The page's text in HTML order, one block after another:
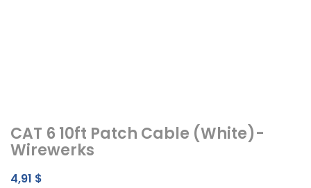
CAT 6 10ft Patch Cable (White)-
Wirewerks
4,91 $